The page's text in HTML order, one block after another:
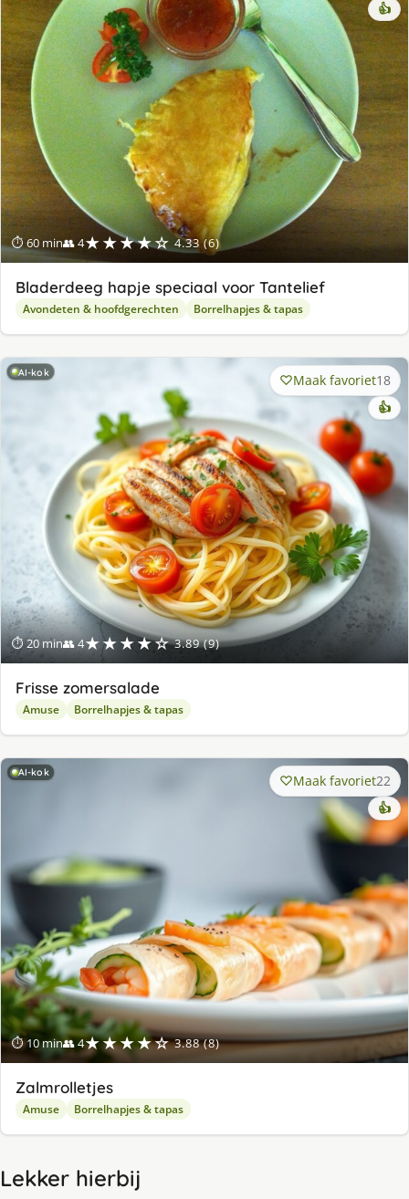
⏱ 60 min👥 4★★★★☆ 4.33 (6)
👍
Bladerdeeg hapje speciaal voor Tantelief
Avondeten & hoofdgerechten Borrelhapjes & tapas
AI-kok
⏱ 20 min👥 4★★★★☆ 3.89 (9)
Maak favoriet18
👍
Frisse zomersalade
Amuse Borrelhapjes & tapas
AI-kok
⏱ 10 min👥 4★★★★☆ 3.88 (8)
Maak favoriet22
👍
Zalmrolletjes
Amuse Borrelhapjes & tapas
Lekker hierbij